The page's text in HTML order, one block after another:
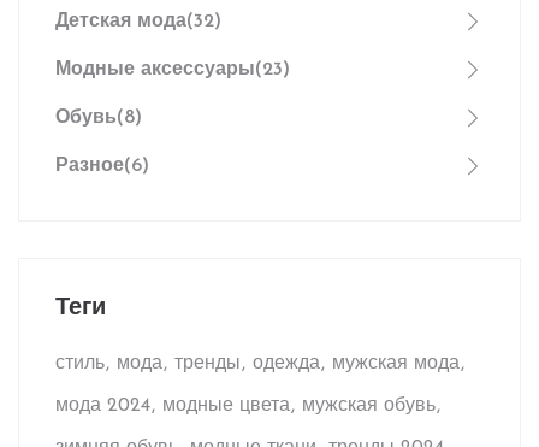
Детская мода(32)
Модные аксессуары(23)
Обувь(8)
Разное(6)
Теги
стиль мода тренды одежда мужская мода
мода 2024 модные цвета мужская обувь